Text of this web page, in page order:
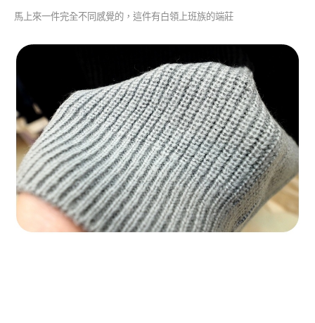
馬上來一件完全不同感覺的，這件有白領上班族的端莊